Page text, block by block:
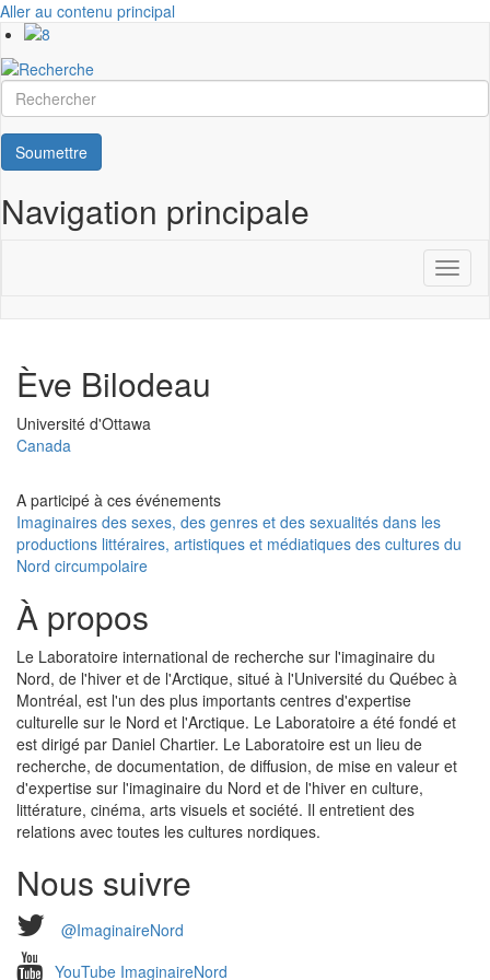
Aller au contenu principal
Rechercher
Soumettre
Navigation principale
Ève Bilodeau
Université
Université d'Ottawa
Canada
A participé à ces événements
Imaginaires des sexes, des genres et des sexualités dans les
productions littéraires, artistiques et médiatiques des cultures du
Nord circumpolaire
À propos
Le Laboratoire international de recherche sur l'imaginaire du
Nord, de l'hiver et de l'Arctique, situé à l'Université du Québec à
Montréal, est l'un des plus importants centres d'expertise
culturelle sur le Nord et l'Arctique. Le Laboratoire a été fondé et
est dirigé par Daniel Chartier. Le Laboratoire est un lieu de
recherche, de documentation, de diffusion, de mise en valeur et
d'expertise sur l'imaginaire du Nord et de l'hiver en culture,
littérature, cinéma, arts visuels et société. Il entretient des
relations avec toutes les cultures nordiques.
Nous suivre
@ImaginaireNord
YouTube ImaginaireNord